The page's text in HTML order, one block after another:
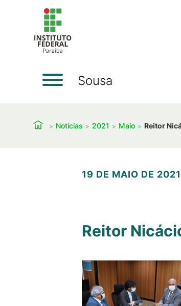
Sousa
Notícias 2021 Maio Reitor
19 DE MAIO DE 2021
Reitor